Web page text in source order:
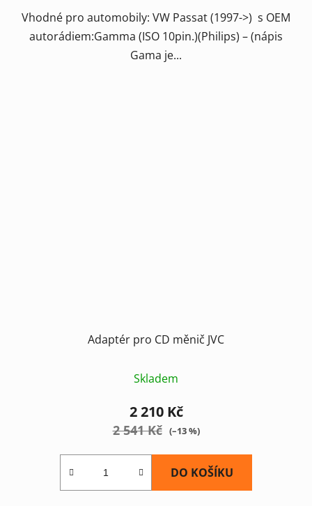
Vhodné pro automobily: VW Passat (1997->) s OEM
autorádiem:Gamma (ISO 10pin.)(Philips) – (nápis
Gama je...
Adaptér pro CD měnič JVC
Skladem
2 210 Kč
2 541 Kč (–13 %)
DO KOŠÍKU